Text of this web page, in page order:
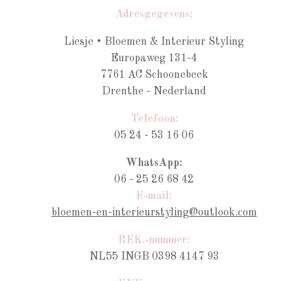
Adresgegevens:
Liesje • Bloemen & Interieur Styling
Europaweg 131-4
7761 AC Schoonebeek
Drenthe - Nederland
Telefoon:
05 24 - 53 16 06
WhatsApp:
06 - 25 26 68 42
E-mail:
bloemen-en-interieurstyling@outlook.com
REK.-nummer:
NL55 INGB 0398 4147 93